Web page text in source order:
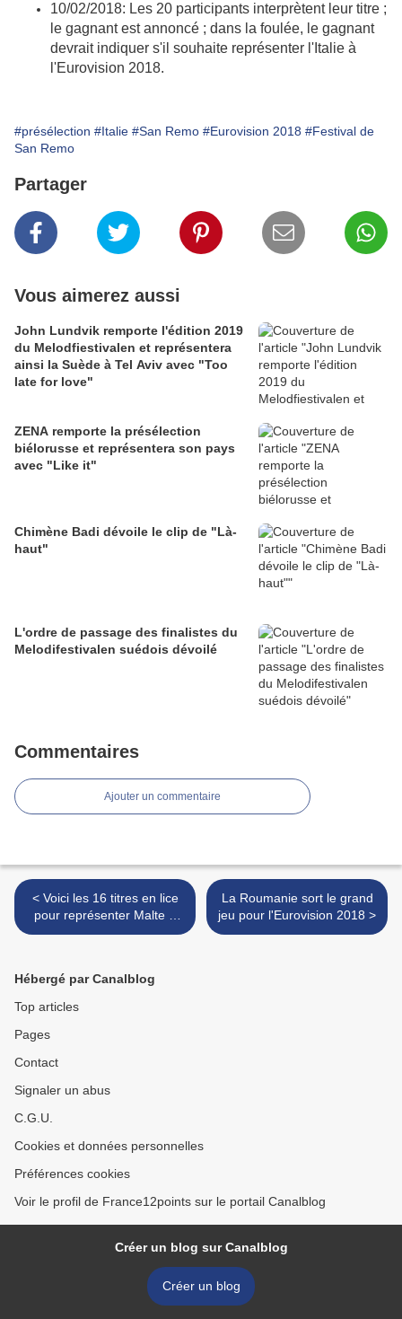
10/02/2018: Les 20 participants interprètent leur titre ;
le gagnant est annoncé ; dans la foulée, le gagnant
devrait indiquer s'il souhaite représenter l'Italie à
l'Eurovision 2018.
#présélection #Italie #San Remo #Eurovision 2018 #Festival de
San Remo
Partager
Vous aimerez aussi
John Lundvik remporte l'édition 2019
du Melodfiestivalen et représentera
ainsi la Suède à Tel Aviv avec "Too
late for love"
ZENA remporte la présélection
biélorusse et représentera son pays
avec "Like it"
Chimène Badi dévoile le clip de "Là-
haut"
L'ordre de passage des finalistes du
Melodifestivalen suédois dévoilé
Commentaires
Ajouter un commentaire
< Voici les 16 titres en lice
pour représenter Malte à
l'Eurovision
La Roumanie sort le grand
jeu pour l'Eurovision 2018 >
Hébergé par Canalblog
Top articles
Pages
Contact
Signaler un abus
C.G.U.
Cookies et données personnelles
Préférences cookies
Voir le profil de France12points sur le portail Canalblog
Créer un blog sur Canalblog
Créer un blog